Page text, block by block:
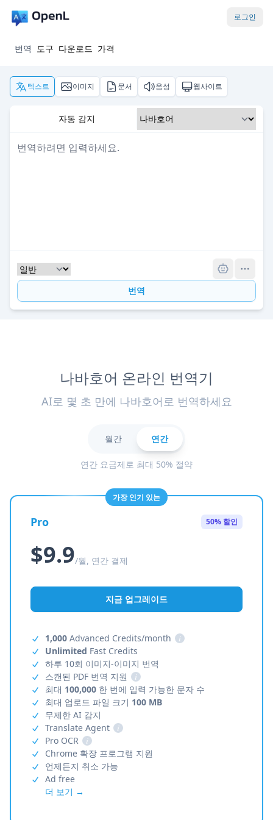
로그인
번역 도구 다운로드 가격
텍스트 이미지 문서 음성 웹사이트
자동 감지
번역
나바호어 온라인 번역기
AI로 몇 초 만에 나바호어로 번역하세요
월간 연간
연간 요금제로 최대 50% 절약
가장 인기 있는
Pro 50% 할인
$9.9/월, 연간 결제
지금 업그레이드
1,000 Advanced Credits/month
i
Unlimited Fast Credits
하루 10회 이미지-이미지 번역
스캔된 PDF 번역 지원
i
최대 100,000 한 번에 입력 가능한 문자 수
최대 업로드 파일 크기 100 MB
무제한 AI 감지
Translate Agent
i
Pro OCR
i
Chrome 확장 프로그램 지원
언제든지 취소 가능
Ad free
더 보기 →